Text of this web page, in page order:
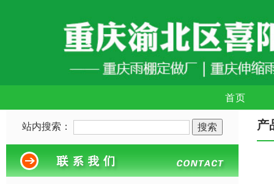
首页
站内搜索： 产